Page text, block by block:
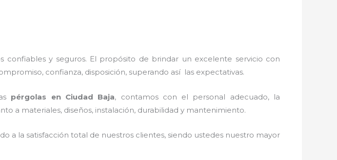
y seguros. El propósito de brindar un excelente servicio con
confianza, disposición, superando así las expectativas.
pérgolas en Ciudad Baja, contamos con el personal adecuado, la
a materiales, diseños, instalación, durabilidad y mantenimiento.
a la satisfacción total de nuestros clientes, siendo ustedes nuestro mayor